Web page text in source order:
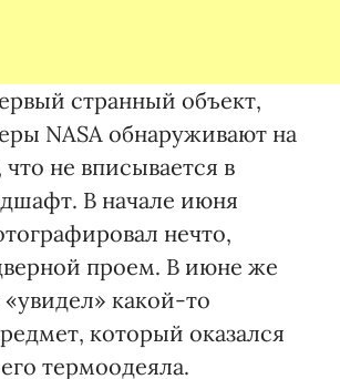
странный объект,
NASA обнаруживают на
не вписывается в
В начале июня
нечто,
проем. В июне же
какой-то
который оказался
термоодеяла.